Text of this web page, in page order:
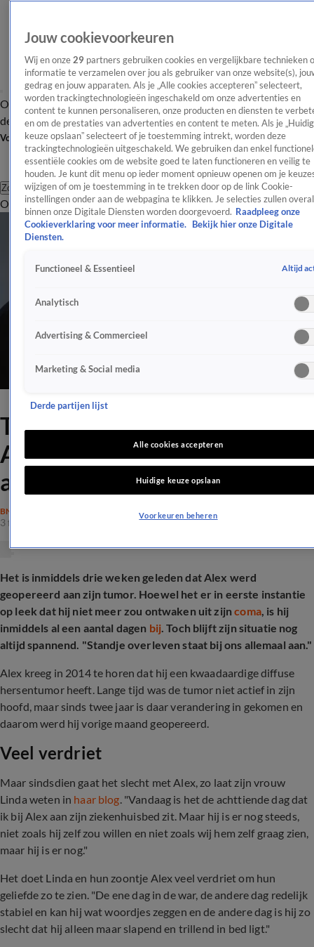
OverzichtAfleveringen Entertainment TV Algemeen
Tip
de redactieNieuwsbrief
Volg Shownieuws
Zoeken
OverzichtEntertainmentSpraakmakendRealityCrimeVideo's
Trieste update over OML-
Alex: 'Ontelbaar keren
afscheid genomen'
BN'ERS
3 feb 2026, 14:54
Het is inmiddels drie weken geleden dat Alex werd
geopereerd aan zijn tumor. Hoewel het er in eerste instantie
op leek dat hij niet meer zou ontwaken uit zijncoma, is hij
inmiddels al een aantal dagen bij. Toch blijft zijn situatie nog
altijd spannend. "Standje overleven staat bij ons allemaal aan."
Alex kreeg in 2014 te horen dat hij een kwaadaardige diffuse
hersentumor heeft. Lange tijd was de tumor niet actief in zijn
hoofd, maar sinds twee jaar is daar verandering in gekomen en
daarom werd hij vorige maand geopereerd.
Veel verdriet
Maar sindsdien gaat het slecht met Alex, zo laat zijn vrouw
Linda weten in haar blog. "Vandaag is het de achttiende dag dat
ik bij Alex aan zijn ziekenhuisbed zit. Maar hij is er nog steeds,
niet zoals hij zelf zou willen en niet zoals wij hem zelf graag zien,
maar hij is er nog."
Het doet Linda en hun zoontje Alex veel verdriet om hun
geliefde zo te zien. "De ene dag in de war, de andere dag redelijk
stabiel en kan hij wat woordjes zeggen en de andere dag is hij zo
slecht dat hij alleen maar slapend en trillend in bed ligt."
Jouw cookievoorkeuren
Wij en onze 29 partners gebruiken cookies en vergelijkbare technieken
informatie te verzamelen over jou als gebruiker van onze website(s),
gedrag en jouw apparaten. Als je „Alle cookies accepteren” selecteert,
worden trackingtechnologieën ingeschakeld om onze advertenties en
content te kunnen personaliseren, onze producten en diensten te
en om de prestaties van advertenties en content te meten. Als je
keuze opslaan” selecteert of je toestemming intrekt, worden deze
trackingtechnologieën uitgeschakeld. We gebruiken dan enkel
essentiële cookies om de website goed te laten functioneren en veilig te
houden. Je kunt dit menu op ieder moment opnieuw openen om je
wijzigen of om je toestemming in te trekken door op de link Cookie-
instellingen onder aan de webpagina te klikken. Je selecties zullen overal
binnen onze Digitale Diensten worden doorgevoerd. Raadpleeg onze
Cookieverklaring voor meer informatie.
Bekijk hier onze Digitale
Diensten.
Functioneel & Essentieel Altijd
Analytisch
Advertising & Commercieel
Marketing & Social media
Derde partijen lijst
Alle cookies accepteren
Huidige keuze opslaan
Voorkeuren beheren